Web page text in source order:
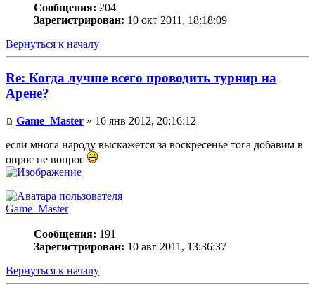
Сообщения: 204
Зарегистрирован: 10 окт 2011, 18:18:09
Вернуться к началу
Re: Когда лучше всего проводить турнир на
Арене?
Game_Master » 16 янв 2012, 20:16:12
если многа народу выскажется за воскресенье тога добавим в
опрос не вопрос
Game_Master
Сообщения: 191
Зарегистрирован: 10 авг 2011, 13:36:37
Вернуться к началу